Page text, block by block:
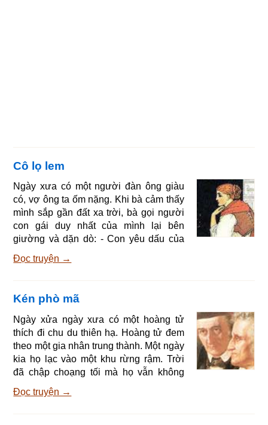
Cô lọ lem
Ngày xưa có một người đàn ông giàu
có, vợ ông ta ốm nặng. Khi bà cảm thấy
mình sắp gần đất xa trời, bà gọi người
con gái duy nhất của mình lại bên
giường và dặn dò: - Con yêu dấu của
mẹ, con phải chăm chỉ nết na nhé, mẹ
sẽ luôn luôn ở bên con, phù hộ cho con.
Cô chăm chỉ, nết na ai cũng yêu mến.
Mùa đông tới, tuyết phủ đầy trên mộ
người mẹ nom như một tấm khăn trắng.
Và khi ánh nắng trời xuân cuốn đi chiếc
khăn tuyết ấy, ngườ
Đọc truyện →
Kén phò mã
Ngày xửa ngày xưa có một hoàng tử
thích đi chu du thiên hạ. Hoàng tử đem
theo một gia nhân trung thành. Một ngày
kia họ lạc vào một khu rừng rậm. Trời
đã chập choạng tối mà họ vẫn không
nhìn thấy một ngôi nhà nào, họ lo tối
không biết ngủ ở đâu. Đang đi thì
Đọc truyện →